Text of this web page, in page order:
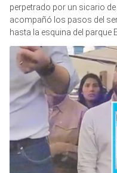
perpetrado por un sicario
acompañó los pasos del
hasta la esquina del parque